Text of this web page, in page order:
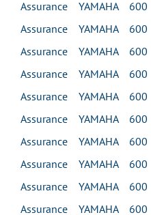
Assurance YAMAHA 600
Assurance YAMAHA 600
Assurance YAMAHA 600
Assurance YAMAHA 600
Assurance YAMAHA 600
Assurance YAMAHA 600
Assurance YAMAHA 600
Assurance YAMAHA 600
Assurance YAMAHA
Assurance YAMAHA